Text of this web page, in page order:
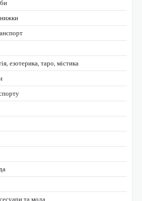
езотерика, таро, містика